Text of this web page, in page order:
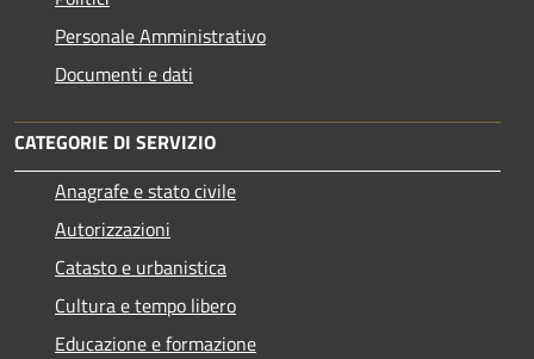
Personale Amministrativo
Documenti e dati
CATEGORIE DI SERVIZIO
Anagrafe e stato civile
Autorizzazioni
Catasto e urbanistica
Cultura e tempo libero
Educazione e formazione